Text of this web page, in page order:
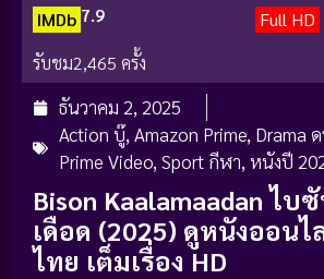
IMDb 7.9
Full HD
รับชม2,465 ครั้ง
ธันวาคม 2, 2025
Action บู๊, Amazon Prime, Drama
Prime Video, Sport กีฬา, หนังปี
Bison Kaalamaadan ไบ
เดือด (2025) ดูหนังออน
ไทย เต็มเรื่อง HD